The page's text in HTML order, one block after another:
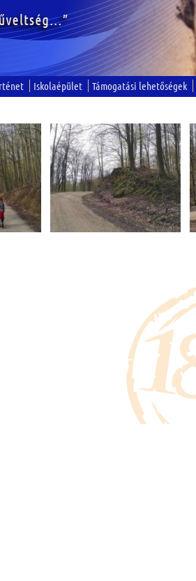
Iskolaépület Támogatási lehetőségek